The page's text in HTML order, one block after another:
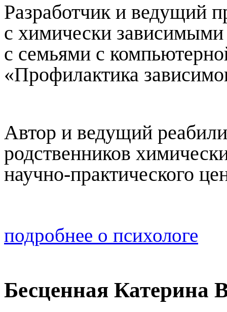
Разработчик и ведущий
с химически
с семьями с
«Профилактика
Автор и ведущий
родственников
научно-практического
подробнее о психологе
Бесценная Катерина